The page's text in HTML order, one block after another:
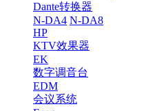
Dante转换器
N-DA4 N-DA8
HP
KTV效果器
EK
数字调音台
EDM
会议系统